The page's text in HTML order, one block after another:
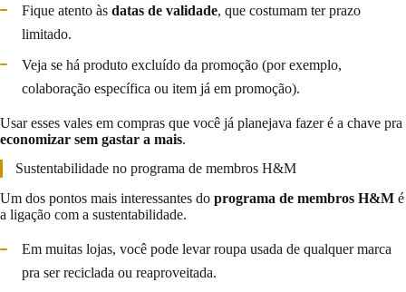
Fique atento às datas de validade, que costumam ter prazo
limitado.
Veja se há produto excluído da promoção (por exemplo,
colaboração específica ou item já em promoção).
Usar esses vales em compras que você já planejava fazer é a chave pra
economizar sem gastar a mais.
Sustentabilidade no programa de membros H&M
Um dos pontos mais interessantes do programa de membros H&M é
a ligação com a sustentabilidade.
Em muitas lojas, você pode levar roupa usada de qualquer marca
pra ser reciclada ou reaproveitada.